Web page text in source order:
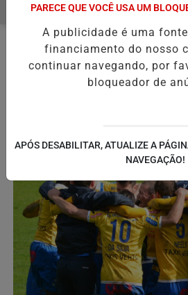
SEMESTRE É A VIRADA DO VAREJO
EM ALTA
EMPODCASTS
PARECE QUE VOCÊ USA UM
A publicidade é uma
financiamento do nosso
continuar navegando, por
bloqueador de
APÓS DESABILITAR, ATUALIZE A
NAVEGAÇÃO!